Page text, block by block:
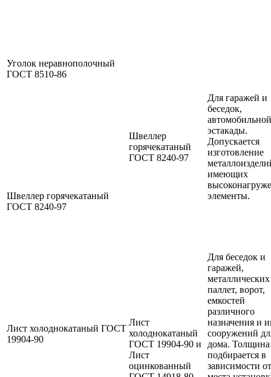
Уголок неравнополочный
ГОСТ 8510-86
Швеллер горячекатаный
ГОСТ 8240-97
Швеллер
горячекатаный
ГОСТ 8240-97
Для гаражей и
беседок,
автомобильной
эстакады.
Допускается
изготовление
имеющих
элементы.
Лист холоднокатаный ГОСТ
19904-90
Лист
холоднокатаный
ГОСТ 19904-90 и
Лист
оцинкованный
Для беседок и
гаражей,
металлических
паллет, ворот,
емкостей
различного
назначения и
сооружений
дома. Толщина
подбирается в
зависимости от